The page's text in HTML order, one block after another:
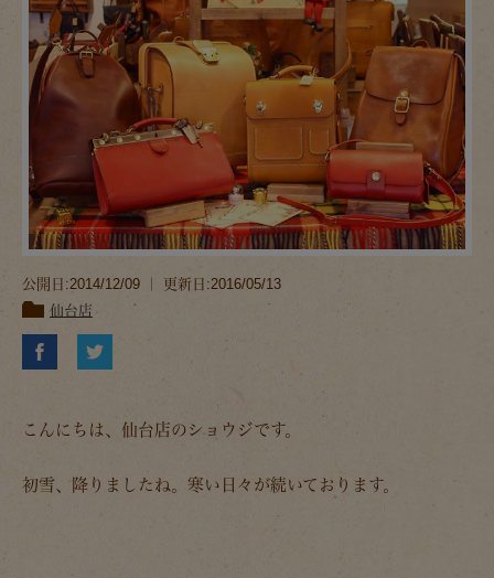
公開日:2014/12/09 ｜ 更新日:2016/05/13
仙台店
こんにちは、仙台店のショウジです。
初雪、降りましたね。寒い日々が続いております。